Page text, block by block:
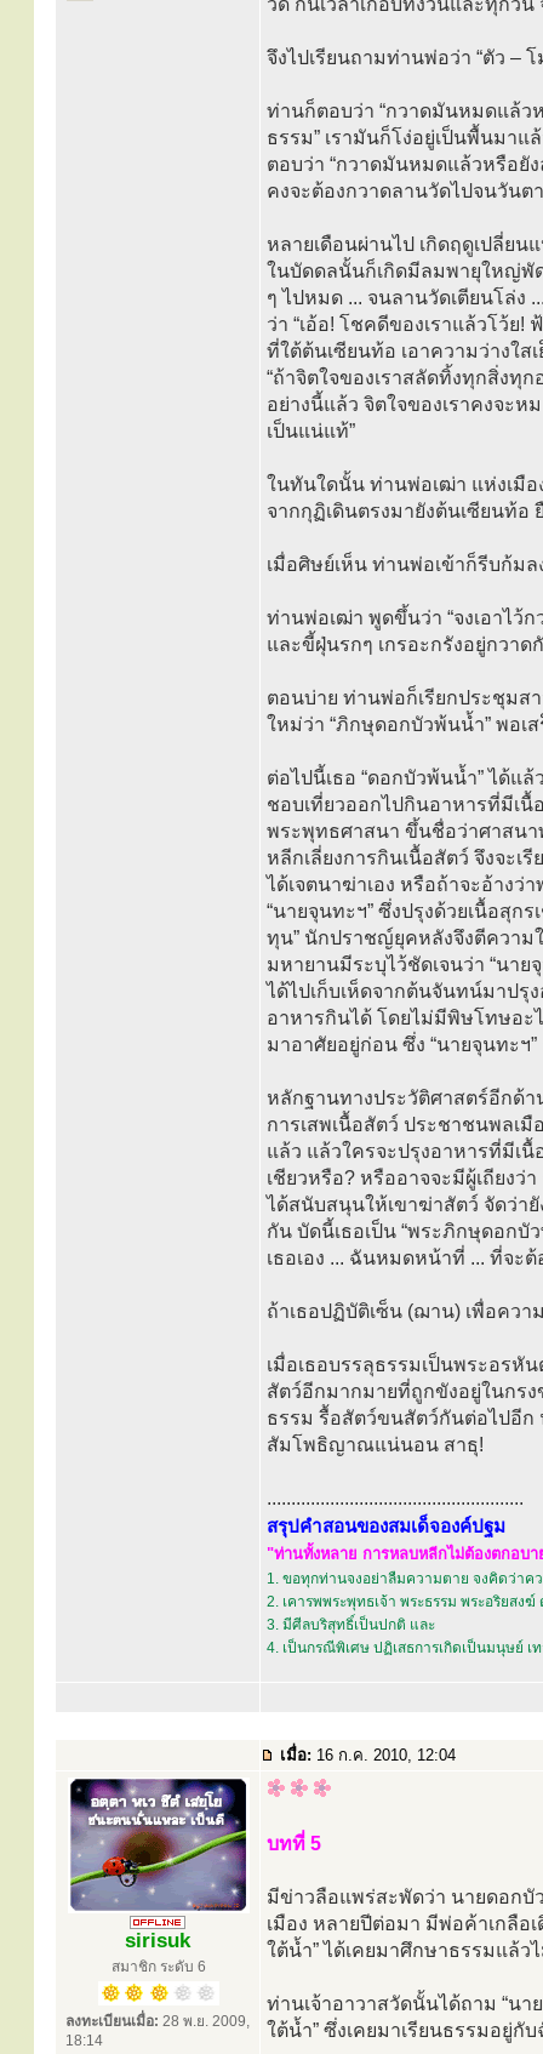
วัด กินเวลาเกือบทั้งวันและทุกวั
จึงไปเรียนถามท่านพ่อว่า “ตัว –
ท่านก็ตอบว่า “กวาดมันหมดแล้ว
ธรรม” เรามันก็โง่อยู่เป็นพื้นมา
ตอบว่า “กวาดมันหมดแล้วหรือยั
คงจะต้องกวาดลานวัดไปจนวันต
หลายเดือนผ่านไป เกิดฤดูเปลี่ยน
ในบัดดลนั้นก็เกิดมีลมพายุใหญ่พั
ๆ ไปหมด ... จนลานวัดเตียนโล่ง
ว่า “เอ้อ! โชคดีของเราแล้วโว้ย
ที่ใต้ต้นเซียนท้อ เอาความว่างใ
“ถ้าจิตใจของเราสลัดทิ้งทุกสิ่งทุ
อย่างนี้แล้ว จิตใจของเราคงจะ
เป็นแน่แท้”
ในทันใดนั้น ท่านพ่อเฒ่า แห่งเมื
จากกุฏิเดินตรงมายังต้นเซียนท้
เมื่อศิษย์เห็น ท่านพ่อเข้าก็รีบก้ม
ท่านพ่อเฒ่า พูดขึ้นว่า “จงเอาไว้
และขี้ฝุ่นรกๆ เกรอะกรังอยู่กวาด
ตอนบ่าย ท่านพ่อก็เรียกประชุมส
ใหม่ว่า “ภิกษุดอกบัวพ้นน้ำ” พอเ
ต่อไปนี้เธอ “ดอกบัวพ้นน้ำ” ได้แ
ชอบเที่ยวออกไปกินอาหารที่มีเ
พระพุทธศาสนา ขึ้นชื่อว่าศาสนา
หลีกเลี่ยงการกินเนื้อสัตว์ จึงจะ
ได้เจตนาฆ่าเอง หรือถ้าจะอ้าง
“นายจุนทะฯ” ซึ่งปรุงด้วยเนื้อสุก
ทุน” นักปราชญ์ยุคหลังจึงตีความ
มหายานมีระบุไว้ชัดเจนว่า “นา
ได้ไปเก็บเห็ดจากต้นจันทน์มาปรุ
อาหารกินได้ โดยไม่มีพิษโทษอะ
มาอาศัยอยู่ก่อน ซึ่ง “นายจุนทะฯ
หลักฐานทางประวัติศาสตร์อีกด้
การเสพเนื้อสัตว์ ประชาชนพลเ
แล้ว แล้วใครจะปรุงอาหารที่มีเ
เชียวหรือ? หรืออาจจะมีผู้เถียง
ได้สนับสนุนให้เขาฆ่าสัตว์ จัดว่า
กัน บัดนี้เธอเป็น “พระภิกษุดอก
เธอเอง ... ฉันหมดหน้าที่ ... ที่จะ
ถ้าเธอปฏิบัติเซ็น (ฌาน) เพื่อคว
เมื่อเธอบรรลุธรรมเป็นพระอรหั
สัตว์อีกมากมายที่ถูกขังอยู่ในกรง
ธรรม รื้อสัตว์ขนสัตว์กันต่อไปอีก
สัมโพธิญาณแน่นอน สาธุ!
.....................................................
สรุปคำสอนของสมเด็จองค์ปฐม
"ท่านทั้งหลาย การหลบหลีกไม่ต้องตกอบ
1. ขอทุกท่านจงอย่าลืมความตาย จงคิดว่าค
2. เคารพพระพุทธเจ้า พระธรรม พระอริยสง
3. มีศีลบริสุทธิ์เป็นปกติ และ
4. เป็นกรณีพิเศษ ปฏิเสธการเกิดเป็นมนุษย์
เมื่อ: 16 ก.ค. 2010, 12:04
sirisuk
สมาชิก ระดับ 6
ลงทะเบียนเมื่อ: 28 พ.ย. 2009,
18:14
บทที่ 5
มีข่าวลือแพร่สะพัดว่า นายดอกบั
เมือง หลายปีต่อมา มีพ่อค้าเกลือ
ใต้น้ำ” ได้เคยมาศึกษาธรรมแล้วไ
ท่านเจ้าอาวาสวัดนั้นได้ถาม “นา
ใต้น้ำ” ซึ่งเคยมาเรียนธรรมอยู่